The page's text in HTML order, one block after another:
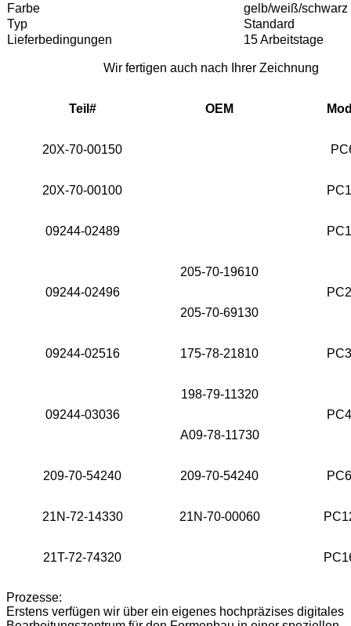
Farbe
gelb/weiß/schwarz
Typ
Standard
Lieferbedingungen
15 Arbeitstage
Wir fertigen auch nach Ihrer Zeichnung
Teil# OEM
20X-70-00150
20X-70-00100
09244-02489
09244-02496
205-70-19610
205-70-69130
09244-02516 175-78-21810
09244-03036
198-79-11320
A09-78-11730
209-70-54240 209-70-54240
21N-72-14330 21N-70-00060
21T-72-74320
Prozesse:
Erstens verfügen wir über ein eigenes hochpräzises digitales